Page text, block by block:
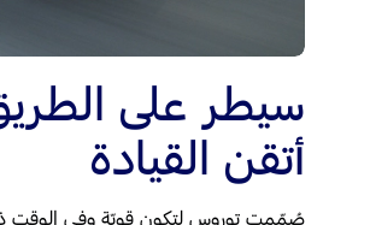
سيطر على
أتقن القيادة
صُمّمت توروس لتكون قويّة وفي الوقت